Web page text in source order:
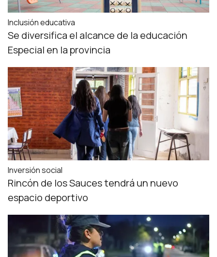
Inclusión educativa
Se diversifica el alcance de la educación
Especial en la provincia
Inversión social
Rincón de los Sauces tendrá un nuevo
espacio deportivo